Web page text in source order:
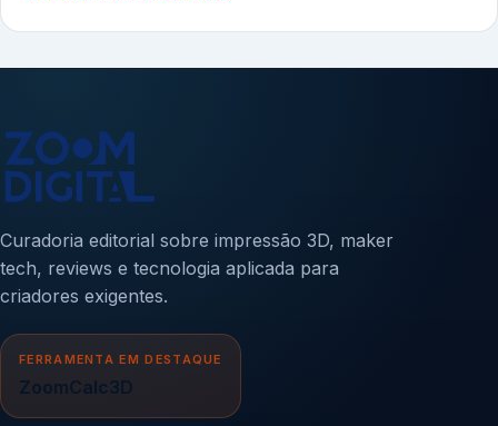
Curadoria editorial sobre impressão 3D, maker
tech, reviews e tecnologia aplicada para
criadores exigentes.
FERRAMENTA EM DESTAQUE
ZoomCalc3D